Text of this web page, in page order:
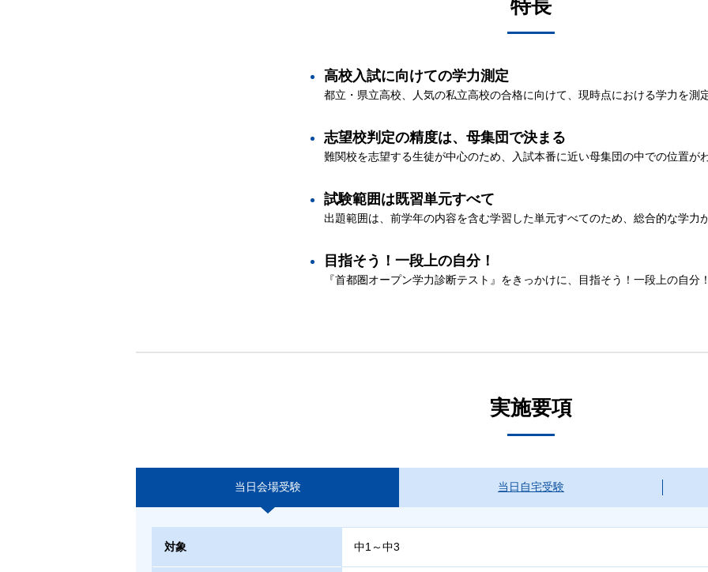
特長
高校入試に向けての学力測定
都立・県立高校、人気の私立高校の合格に向けて、現時点における学力を測
志望校判定の精度は、母集団で決まる
難関校を志望する生徒が中心のため、入試本番に近い母集団の中での位置が
試験範囲は既習単元すべて
出題範囲は、前学年の内容を含む学習した単元すべてのため、総合的な学力
目指そう！一段上の自分！
『首都圏オープン学力診断テスト』をきっかけに、目指そう！一段上の自分！
実施要項
当日会場受験 当日自宅受験
対象 中1～中3